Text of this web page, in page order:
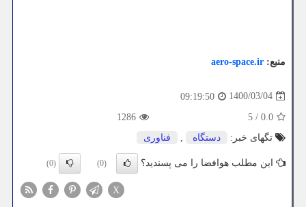
منبع: aero-space.ir
1400/03/04
09:19:50
0.0
/
5
1286
تگهای خبر:
دستگاه , فناوری
این مطلب هوافضا را می پسندید؟ (0)
(0)
X